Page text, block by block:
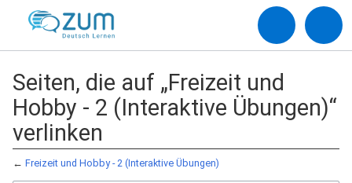
Seiten, die auf „Freizeit und
Hobby - 2 (Interaktive Übungen)“
verlinken
← Freizeit und Hobby - 2 (Interaktive Übungen)